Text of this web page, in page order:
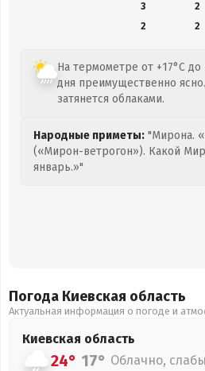
3
2
2
2
На термометре от +17°C
дня преимущественно
затянется облаками.
Народные приметы: "Мирона.
(«Мирон-ветрогон»). Какой
январь.»"
Погода Киевская область
Актуальная информация о погоде и
Киевская область
24° 17° Облачно,